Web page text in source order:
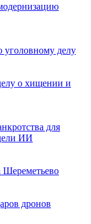
уголовному делу
о хищении и
для
ИИ
Шереметьево
дронов